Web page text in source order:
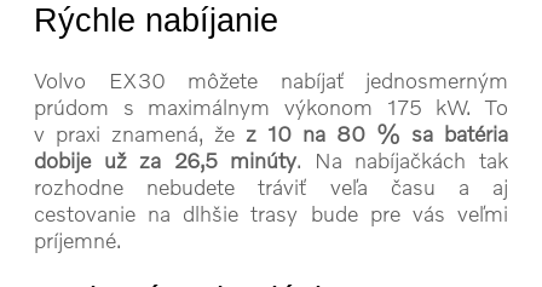
Rýchle nabíjanie
Volvo EX30 môžete nabíjať jednosmerným
prúdom s maximálnym výkonom 175 kW. To
v praxi znamená, že z 10 na 80 % sa batéria
dobije už za 26,5 minúty. Na nabíjačkách tak
rozhodne nebudete tráviť veľa času a aj
cestovanie na dlhšie trasy bude pre vás veľmi
príjemné.